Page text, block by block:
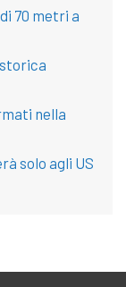
70 metri a
nella
solo agli US